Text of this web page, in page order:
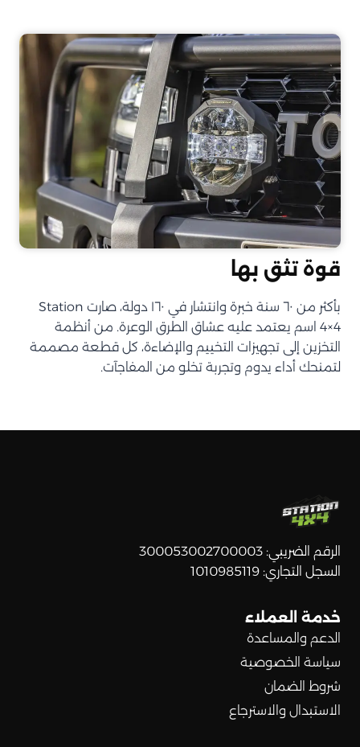
قوة تثق بها
بأكثر من ٦٠ سنة خبرة وانتشار في ١٦٠ دولة، صارت Station
4×4 اسم يعتمد عليه عشاق الطرق الوعرة. من أنظمة
التخزين إلى تجهيزات التخييم والإضاءة، كل قطعة مصممة
لتمنحك أداء يدوم وتجربة تخلو من المفاجآت.
الرقم الضريبي: 300053002700003
السجل التجاري: 1010985119
خدمة العملاء
الدعم والمساعدة
سياسة الخصوصية
شروط الضمان
الاستبدال والاسترجاع